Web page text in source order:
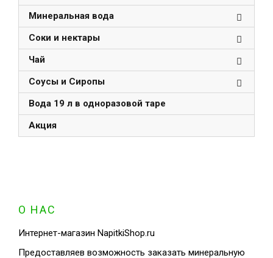
Минеральная вода
Соки и нектары
Чай
Соусы и Сиропы
Вода 19 л в одноразовой таре
Акция
О НАС
Интернет-магазин NapitkiShop.ru
Предоставляев возможность заказать минеральную